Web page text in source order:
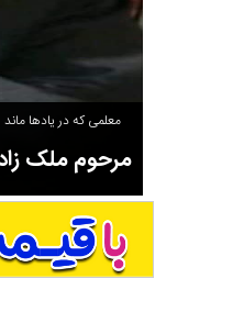
معلمی که در یادها ماند
مرحوم ملک
سوادآموزی و عضو موسس